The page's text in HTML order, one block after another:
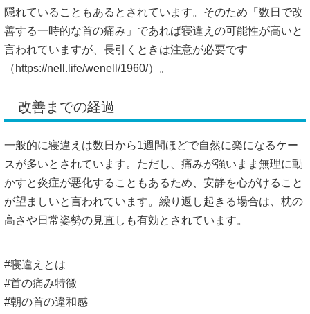
隠れていることもあるとされています。そのため「数日で改
善する一時的な首の痛み」であれば寝違えの可能性が高いと
言われていますが、長引くときは注意が必要です
（ https://nell.life/wenell/1960/）。
改善までの経過
一般的に寝違えは数日から1週間ほどで自然に楽になるケー
スが多いとされています。ただし、痛みが強いまま無理に動
かすと炎症が悪化することもあるため、安静を心がけること
が望ましいと言われています。繰り返し起きる場合は、枕の
高さや日常姿勢の見直しも有効とされています。
#寝違えとは
#首の痛み特徴
#朝の首の違和感